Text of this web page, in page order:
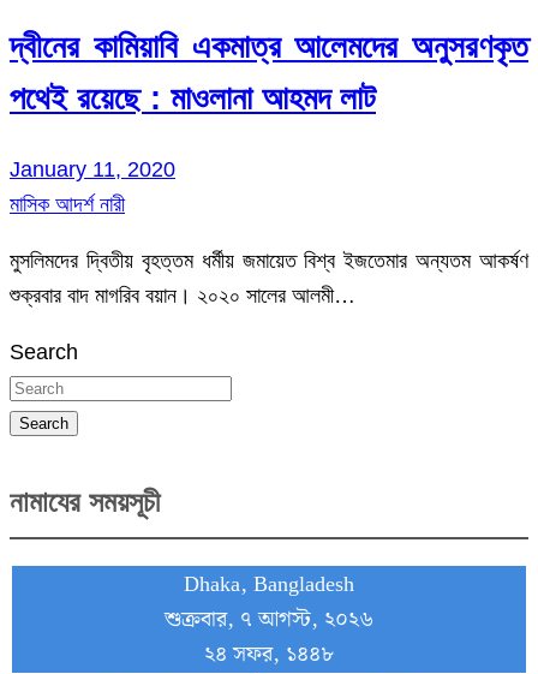
দ্বীনের কামিয়াবি একমাত্র আলেমদের অনুসরণকৃত
পথেই রয়েছে : মাওলানা আহমদ লাট
January 11, 2020
মাসিক আদর্শ নারী
মুসলিমদের দ্বিতীয় বৃহত্তম ধর্মীয় জমায়েত বিশ্ব ইজতেমার অন্যতম আকর্ষণ
শুক্রবার বাদ মাগরিব বয়ান। ২০২০ সালের আলমী…
Search
Search
নামাযের সময়সূচী
Dhaka, Bangladesh
শুক্রবার, ৭ আগস্ট, ২০২৬
২৪ সফর, ১৪৪৮